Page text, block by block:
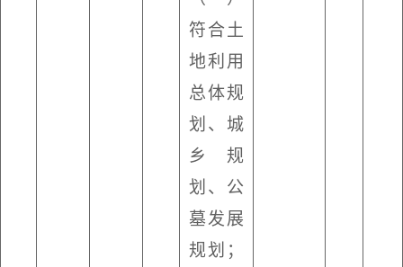
符合土
地利用
总体规
划、城
乡规
划、公
墓发展
规划；